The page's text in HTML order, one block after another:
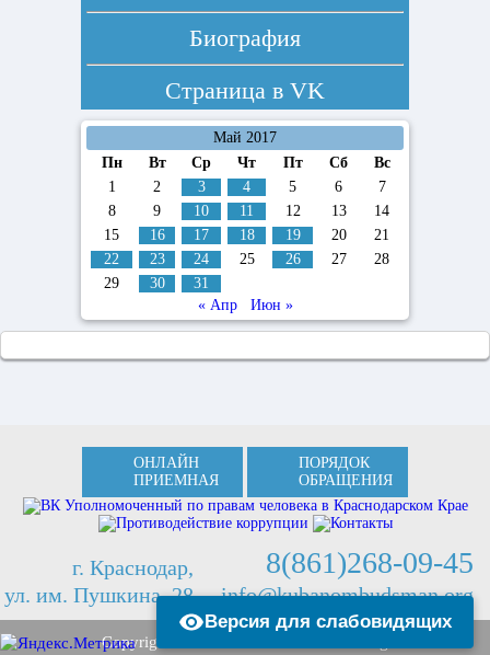
Биография
Страница в VK
Май 2017
Пн
Вт Ср Чт Пт Сб
Вс
1
2 3 4 5 6
7
8
9 10 11 12 13
14
15
16 17 18 19 20
21
22
23 24 25 26 27
28
29
30
31
« Апр
Июн »
ОНЛАЙН
ПРИЕМНАЯ
ПОРЯДОК
ОБРАЩЕНИЯ
г. Краснодар,
ул. им. Пушкина, 28
8(861)268-09-45
info@kubanombudsman.org
Copyright © 2013 Kubanombudsman.org
Версия для слабовидящих